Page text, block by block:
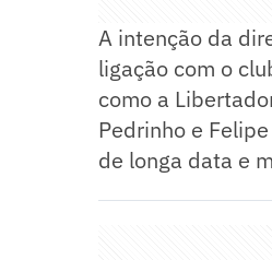
A intenção da
ligação com o
como a
Pedrinho e
de longa data e